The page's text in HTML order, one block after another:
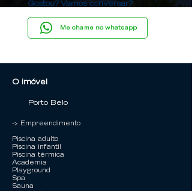
Gostou? Vamos conversar?
Me chame no whatsapp
O imóvel
Porto Belo
-> Empreendimento
Piscina adulto
Piscina infantil
Piscina térmica
Academia
Playground
Spa
Sauna